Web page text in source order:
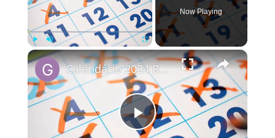
Play Unmute Fullscreen
Now Playing
×
Play Video
Calendário 2024 Brasil